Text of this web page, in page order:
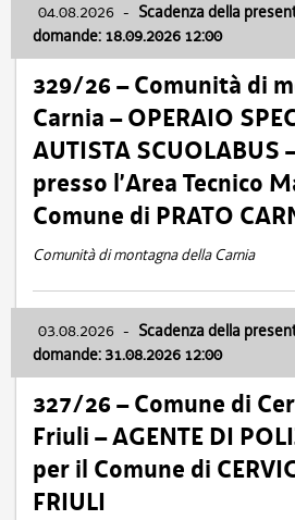
04.08.2026 - Scadenza della
domande: 18.09.2026 12:00
329/26 – Comunità di
Carnia – OPERAIO
AUTISTA SCUOLABUS
presso l’Area Tecnico
Comune di PRATO
Comunità di montagna della Carnia
03.08.2026 - Scadenza della
domande: 31.08.2026 12:00
327/26 – Comune di
Friuli – AGENTE DI
per il Comune di
FRIULI